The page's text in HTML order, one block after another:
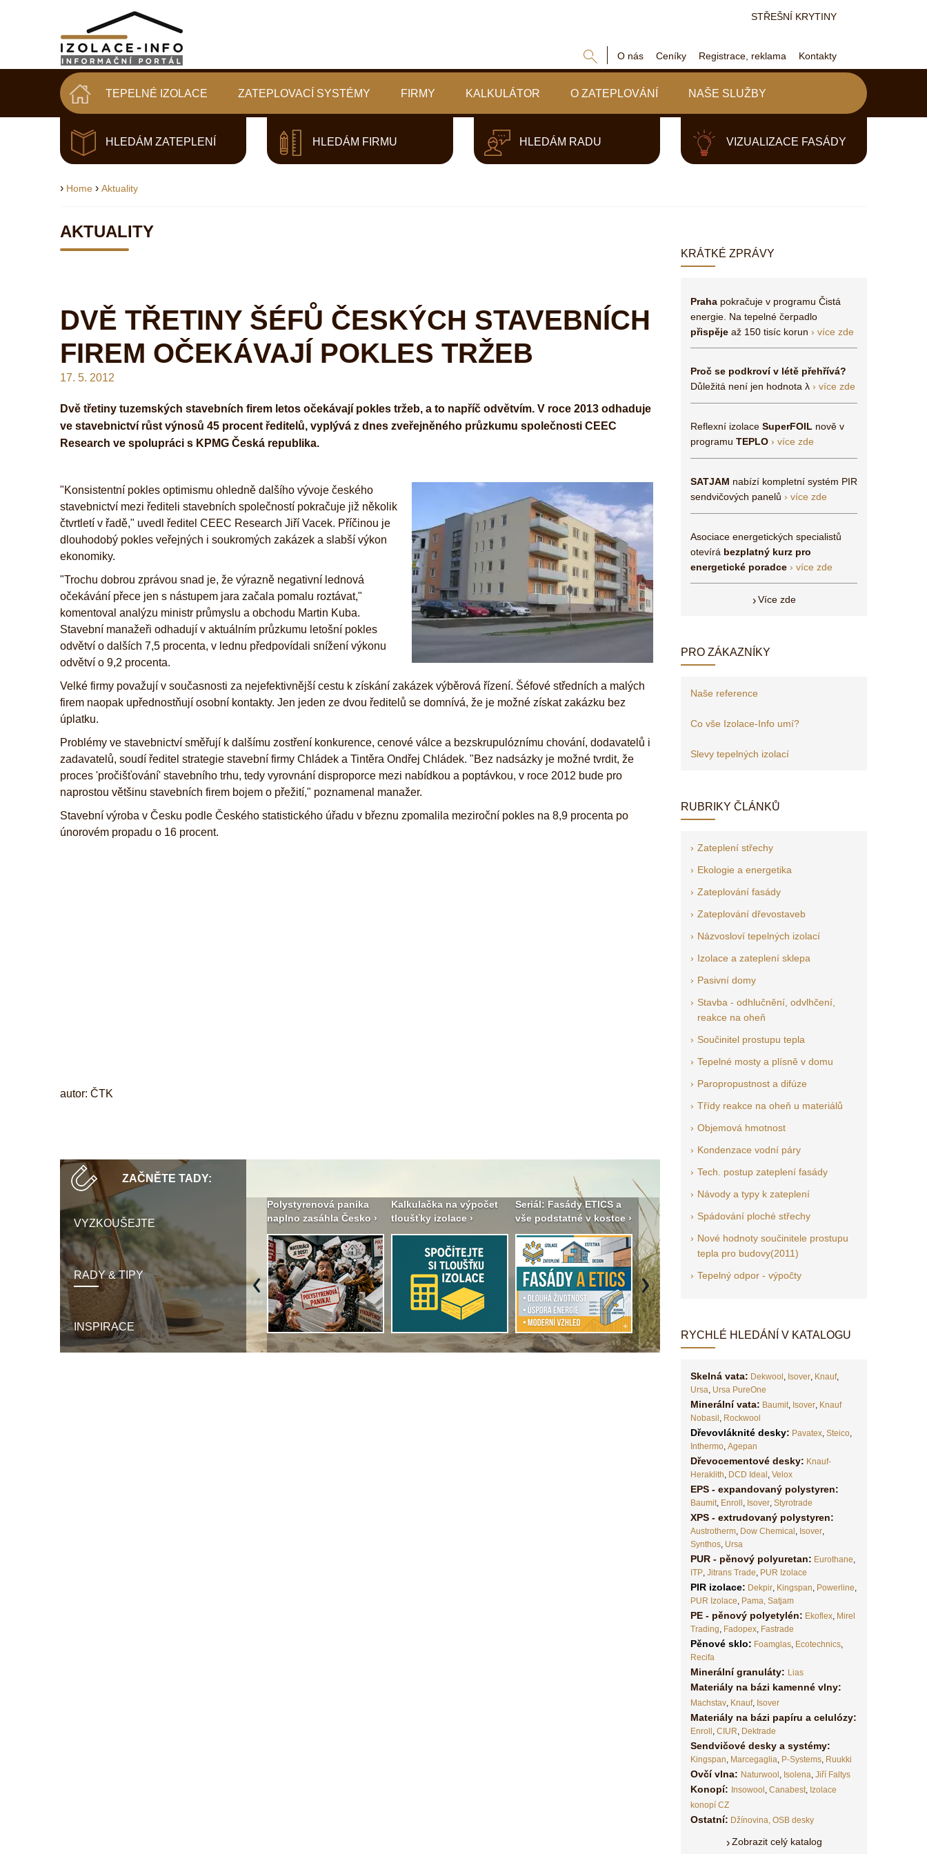
STŘEŠNÍ KRYTINY
O nás Ceníky Registrace, reklama Kontakty
TEPELNÉ IZOLACE ZATEPLOVACÍ SYSTÉMY FIRMY KALKULÁTOR O ZATEPLOVÁNÍ NAŠE SLUŽBY
HLEDÁM ZATEPLENÍ HLEDÁM FIRMU HLEDÁM RADU VIZUALIZACE FASÁDY
› Home › Aktuality
AKTUALITY
DVĚ TŘETINY ŠÉFŮ ČESKÝCH STAVEBNÍCH
FIREM OČEKÁVAJÍ POKLES TRŽEB
17. 5. 2012
Dvě třetiny tuzemských stavebních firem letos očekávají pokles tržeb, a to napříč odvětvím. V roce 2013 odhaduje
ve stavebnictví růst výnosů 45 procent ředitelů, vyplývá z dnes zveřejněného průzkumu společnosti CEEC
Research ve spolupráci s KPMG Česká republika.
"Konsistentní pokles optimismu ohledně dalšího vývoje českého
stavebnictví mezi řediteli stavebních společností pokračuje již několik
čtvrtletí v řadě," uvedl ředitel CEEC Research Jiří Vacek. Příčinou je
dlouhodobý pokles veřejných i soukromých zakázek a slabší výkon
ekonomiky.
"Trochu dobrou zprávou snad je, že výrazně negativní lednová
očekávání přece jen s nástupem jara začala pomalu roztávat,"
komentoval analýzu ministr průmyslu a obchodu Martin Kuba.
Stavební manažeři odhadují v aktuálním průzkumu letošní pokles
odvětví o dalších 7,5 procenta, v lednu předpovídali snížení výkonu
odvětví o 9,2 procenta.
Velké firmy považují v současnosti za nejefektivnější cestu k získání zakázek výběrová řízení. Šéfové středních a malých
firem naopak upřednostňují osobní kontakty. Jen jeden ze dvou ředitelů se domnívá, že je možné získat zakázku bez
úplatku.
Problémy ve stavebnictví směřují k dalšímu zostření konkurence, cenové válce a bezskrupulóznímu chování, dodavatelů i
zadavatelů, soudí ředitel strategie stavební firmy Chládek a Tintěra Ondřej Chládek. "Bez nadsázky je možné tvrdit, že
proces 'pročišťování' stavebního trhu, tedy vyrovnání disproporce mezi nabídkou a poptávkou, v roce 2012 bude pro
naprostou většinu stavebních firem bojem o přežití," poznamenal manažer.
Stavební výroba v Česku podle Českého statistického úřadu v březnu zpomalila meziroční pokles na 8,9 procenta po
únorovém propadu o 16 procent.
autor: ČTK
ZAČNĚTE TADY:
VYZKOUŠEJTE
RADY & TIPY
INSPIRACE
Není polystyren? My ho
seženeme! ›
podkroví a vše o něm ›
Polystyrenová panika
naplno zasáhla Česko ›
Kalkulačka na výpočet
tloušťky izolace ›
Seriál: Fasády ETICS a
vše podstatné v kostce ›
Vyberte si izolaci a pak ji
tady klidně poptejte ›
fasády ›
Previous Next
KRÁTKÉ ZPRÁVY
Praha pokračuje v programu Čistá
energie. Na tepelné čerpadlo
přispěje až 150 tisíc korun › více zde
Proč se podkroví v létě přehřívá?
Důležitá není jen hodnota λ › více zde
Reflexní izolace SuperFOIL nově v
programu TEPLO › více zde
SATJAM nabízí kompletní systém PIR
sendvičových panelů › více zde
Asociace energetických specialistů
otevírá bezplatný kurz pro
energetické poradce › více zde
Více zde
PRO ZÁKAZNÍKY
Naše reference
Co vše Izolace-Info umí?
Slevy tepelných izolací
RUBRIKY ČLÁNKŮ
Zateplení střechy
Ekologie a energetika
Zateplování fasády
Zateplování dřevostaveb
Názvosloví tepelných izolací
Izolace a zateplení sklepa
Pasivní domy
Stavba - odhlučnění, odvlhčení,
reakce na oheň
Součinitel prostupu tepla
Tepelné mosty a plísně v domu
Paropropustnost a difúze
Třídy reakce na oheň u materiálů
Objemová hmotnost
Kondenzace vodní páry
Tech. postup zateplení fasády
Návody a typy k zateplení
Spádování ploché střechy
Nové hodnoty součinitele prostupu
tepla pro budovy(2011)
Tepelný odpor - výpočty
RYCHLÉ HLEDÁNÍ V KATALOGU
Skelná vata: Dekwool , Isover, Knauf,
Ursa, Ursa PureOne
Minerální vata: Baumit, Isover, Knauf
Nobasil , Rockwool
Dřevovláknité desky: Pavatex, Steico,
Inthermo, Agepan
Dřevocementové desky: Knauf-
Heraklith, DCD Ideal , Velox
EPS - expandovaný polystyren:
Baumit, Enroll , Isover, Styrotrade
XPS - extrudovaný polystyren:
Austrotherm, Dow Chemical , Isover,
Synthos, Ursa
PUR - pěnový polyuretan: Eurothane,
ITP, Jitrans Trade, PUR Izolace
PIR izolace: Dekpir, Kingspan, Powerline,
PUR Izolace, Pama, Satjam
PE - pěnový polyetylén: Ekoflex, Mirel
Trading, Fadopex, Fastrade
Pěnové sklo: Foamglas, Ecotechnics,
Recifa
Minerální granuláty: Lias
Materiály na bázi kamenné vlny:
Machstav, Knauf, Isover
Materiály na bázi papíru a celulózy:
Enroll , CIUR, Dektrade
Sendvičové desky a systémy:
Kingspan, Marcegaglia, P-Systems, Ruukki
Ovčí vlna: Naturwool , Isolena, Jiří Faltys
Konopí: Insowool , Canabest, Izolace
konopí CZ
Ostatní: Džínovina, OSB desky
Zobrazit celý katalog